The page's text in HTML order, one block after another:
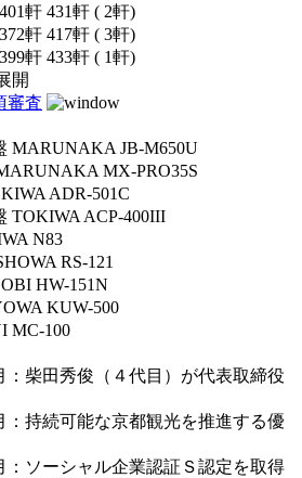
軒 431軒 ( 2軒)
軒 417軒 ( 3軒)
軒 433軒 ( 1軒)
開
審査
MARUNAKA JB-M650U
MX-PRO35S
ADR-501C
TOKIWA ACP-400III
N83
RS-121
HW-151N
KUW-500
MC-100
：柴田秀俊（４代目）が代表取締役
：持続可能な京都観光を推進する優
：ソーシャル企業認証Ｓ認定を取得